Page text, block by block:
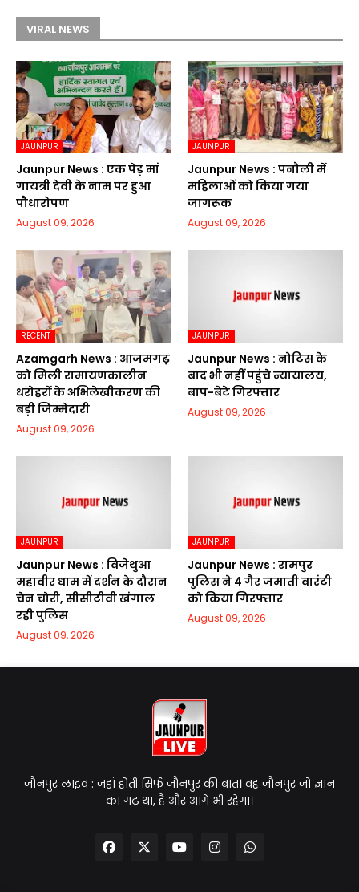
VIRAL NEWS
JAUNPUR
Jaunpur News : एक पेड़ मां
गायत्री देवी के नाम पर हुआ
पौधारोपण
August 09, 2026
JAUNPUR
Jaunpur News : पनौली में
महिलाओं को किया गया
जागरूक
August 09, 2026
RECENT
Azamgarh News : आजमगढ़
को मिली रामायणकालीन
धरोहरों के अभिलेखीकरण की
बड़ी जिम्मेदारी
August 09, 2026
JAUNPUR
Jaunpur News : नोटिस के
बाद भी नहीं पहुंचे न्यायालय,
बाप-बेटे गिरफ्तार
August 09, 2026
JAUNPUR
Jaunpur News : विजेथुआ
महावीर धाम में दर्शन के दौरान
चेन चोरी, सीसीटीवी खंगाल
रही पुलिस
August 09, 2026
JAUNPUR
Jaunpur News : रामपुर
पुलिस ने 4 गैर जमाती वारंटी
को किया गिरफ्तार
August 09, 2026
जौनपुर लाइव : जहां होती सिर्फ जौनपुर की बात। वह जौनपुर जो ज्ञान
का गढ़ था, है और आगे भी रहेगा।